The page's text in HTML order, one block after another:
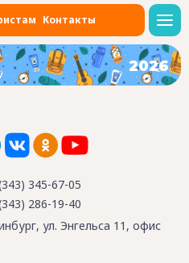
Контакты
2026
345-67-05
286-19-40
ул. Энгельса 11, офис